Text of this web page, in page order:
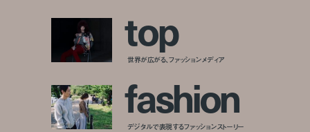
top
世界が広がる、ファッションメディア
fashion
デジタルで表現するファッションストーリー